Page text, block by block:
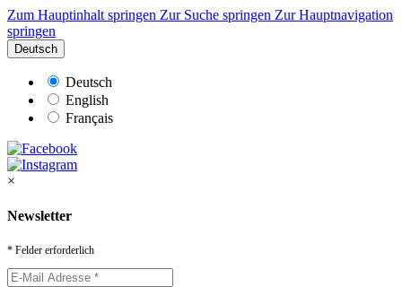
Zum Hauptinhalt springen Zur Suche springen Zur Hauptnavigation
springen
Deutsch
Deutsch
English
Français
×
Newsletter
* Felder erforderlich